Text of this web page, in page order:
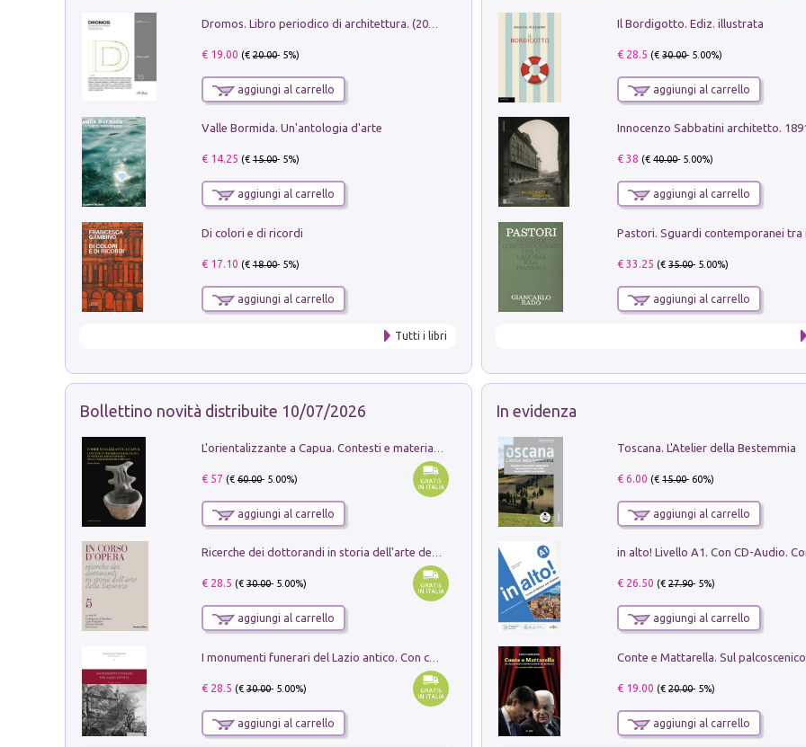
Dromos. Libro periodico di architettura. (2026). Vol. 15: Post-model
€ 19.00 (€20.00- 5%)
aggiungi al carrello
Valle Bormida. Un'antologia d'arte
€ 14.25 (€15.00- 5%)
aggiungi al carrello
Di colori e di ricordi
€ 17.10 (€18.00- 5%)
aggiungi al carrello
Tutti i libri
Il Bordigotto. Ediz. illustrata
€ 28.5 (€30.00- 5.00%)
aggiungi al carrello
Innocenzo Sabbatini architetto.
€ 38 (€40.00- 5.00%)
aggiungi al carrello
€ 33.25 (€35.00- 5.00%)
aggiungi al carrello
Bollettino novità distribuite 10/07/2026
€ 57 (€60.00- 5.00%)
aggiungi al carrello
Ricerche dei dottorandi in storia dell'arte della Sapienza
€ 28.5 (€30.00- 5.00%)
aggiungi al carrello
I monumenti funerari del Lazio antico. Con cartella con tavole
€ 28.5 (€30.00- 5.00%)
aggiungi al carrello
In evidenza
Toscana. L'Atelier della Bestemmia
€ 6.00 (€15.00- 60%)
aggiungi al carrello
€ 26.50 (€27.90- 5%)
aggiungi al carrello
€ 19.00 (€20.00- 5%)
aggiungi al carrello